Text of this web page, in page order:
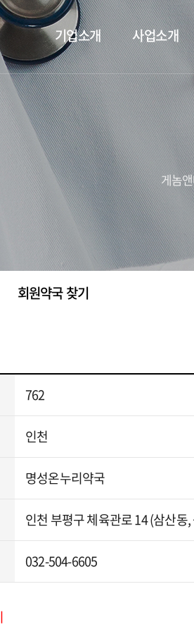
기업소개 사업소개
게놈
회원약국 찾기
762
인천
명성온누리약국
인천 부평구 체육관로 14 (삼산
032-504-6605